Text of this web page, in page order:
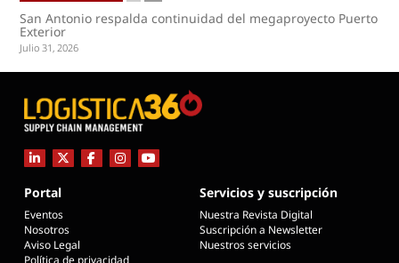
San Antonio respalda continuidad del megaproyecto Puerto
Exterior
Julio 31, 2026
Portal
Eventos
Nosotros
Aviso Legal
Servicios y suscripción
Nuestra Revista Digital
Suscripción a Newsletter
Nuestros servicios